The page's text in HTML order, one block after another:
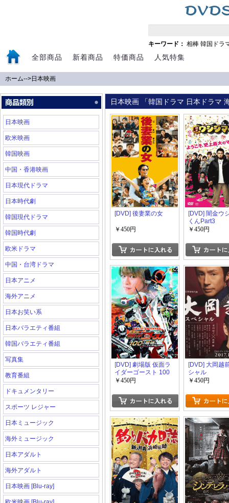
キーワード： 相棒 韓国ドラ
全部商品 新着商品 特価商品 人気特集
ホーム-->日本映画
日本映画
欧米映画
韓国映画
中国・香港映画
日本現代ドラマ
日本時代劇
韓国現代ドラマ
韓国時代劇
欧米ドラマ
中国・台湾ドラマ
日本アニメ
海外アニメ
日本お笑い系
日本バラエティ番組
韓国バラエティ番組
写真集
教育番組
ドキュメンタリー
スポーツ レジャー
日本ミュージック
海外ミュージック
日本アダルト
海外アダルト
日本映画 [Blu-ray]
日本映画 「韓国ドラマ 日本ドラマ
[DVD] 後妻業の女
￥450円
[DVD] 闇金ウ
くんPart3
￥450円
[DVD] 劇場版 仮面ラ
イダーゴースト 100
の眼魂とゴースト運
￥450円
[DVD] 大岡越
シャル
￥450円